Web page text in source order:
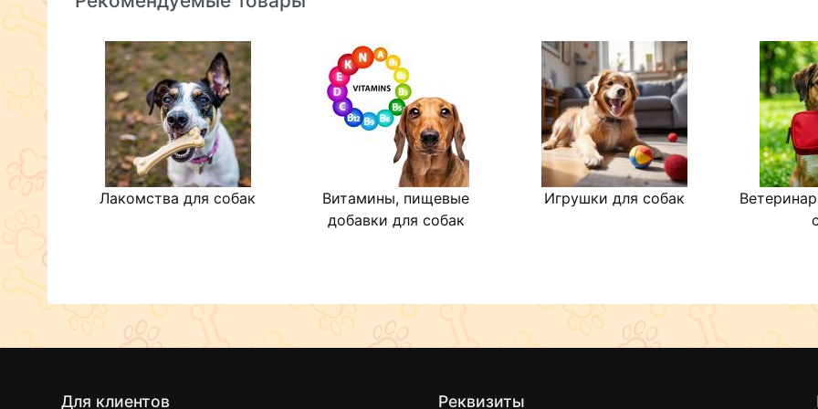
Только
Только мясо без
Комплекс
Баланс соотношения
Контроль уровня
Низкий уровень золы в
Натуральные
Бережный способ
Лакомства для собак
Витамины, пищевые
добавки для собак
Игрушки для собак
Для клиентов Реквизиты